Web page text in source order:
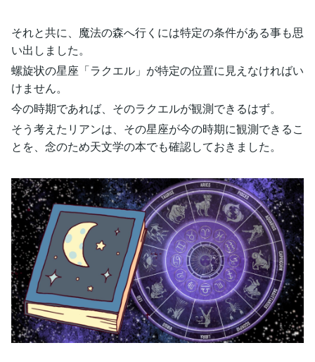
それと共に、魔法の森へ行くには特定の条件がある事も思
い出しました。
螺旋状の星座「ラクエル」が特定の位置に見えなければい
けません。
今の時期であれば、そのラクエルが観測できるはず。
そう考えたリアンは、その星座が今の時期に観測できるこ
とを、念のため天文学の本でも確認しておきました。